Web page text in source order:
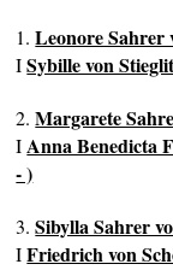
1.Leonore Sahrer
ISybille von
2.Margarete
IAnna Benedicta
- )
3.Sibylla Sahrer
IFriedrich von